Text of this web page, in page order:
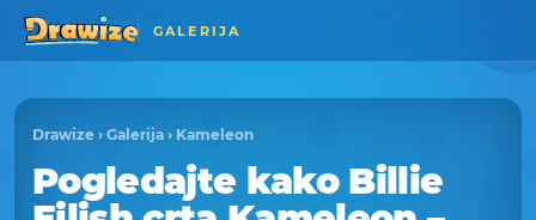
GALERIJA
Drawize › Galerija › Kameleon
Pogledajte kako Billie